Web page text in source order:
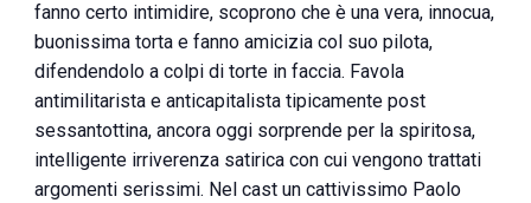
fanno certo intimidire, scoprono che è una vera, innocua,
buonissima torta e fanno amicizia col suo pilota,
difendendolo a colpi di torte in faccia. Favola
antimilitarista e anticapitalista tipicamente post
sessantottina, ancora oggi sorprende per la spiritosa,
intelligente irriverenza satirica con cui vengono trattati
argomenti serissimi. Nel cast un cattivissimo Paolo